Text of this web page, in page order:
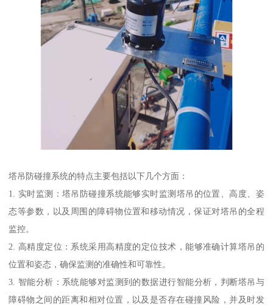
塔吊防碰撞系统的特点主要包括以下几个方面：
1. 实时监测：塔吊防碰撞系统能够实时监测塔吊的位置、高度、姿
态等参数，以及周围的障碍物位置和移动情况，保证对塔吊的全程
监控。
2. 高精度定位：系统采用高精度的定位技术，能够准确计算塔吊的
位置和姿态，确保监测的准确性和可靠性。
3. 智能分析：系统能够对监测到的数据进行智能分析，判断塔吊与
障碍物之间的距离和相对位置，以及是否存在碰撞风险，并及时发